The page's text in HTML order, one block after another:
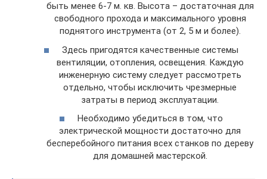
быть менее 6-7 м. кв. Высота – достаточная для
свободного прохода и максимального уровня
поднятого инструмента (от 2, 5 м и более).
Здесь пригодятся качественные системы
вентиляции, отопления, освещения. Каждую
инженерную систему следует рассмотреть
отдельно, чтобы исключить чрезмерные
затраты в период эксплуатации.
Необходимо убедиться в том, что
электрической мощности достаточно для
бесперебойного питания всех станков по дереву
для домашней мастерской.